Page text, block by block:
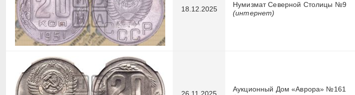
18.12.2025
Нумизмат Северной Столицы №9
(интернет)
26.11.2025
Аукционный Дом «Аврора» №161